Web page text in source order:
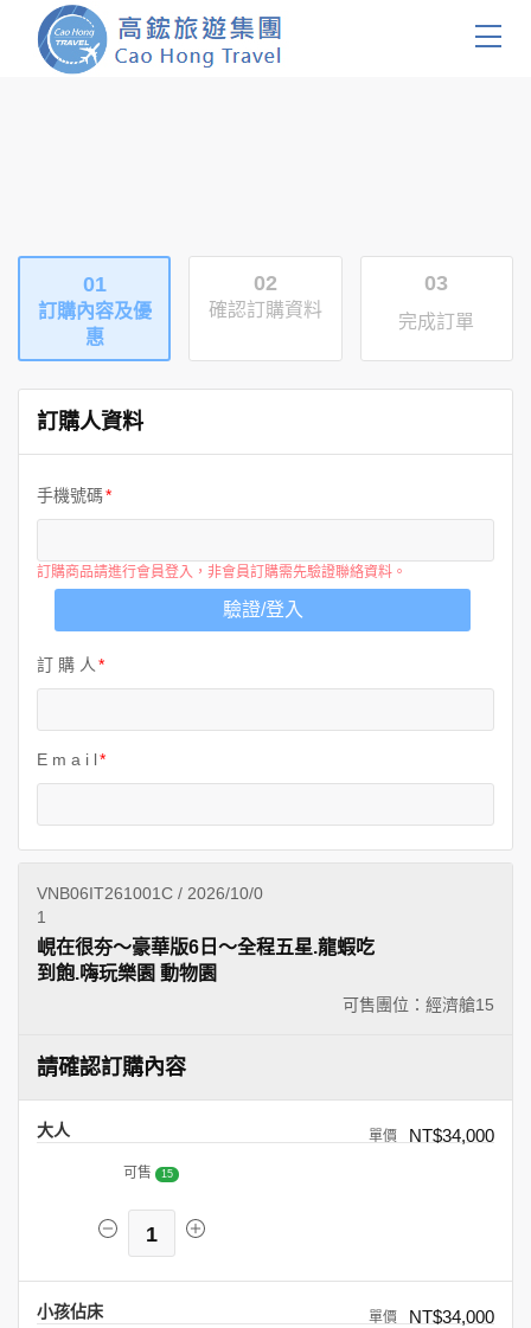
證件簽證
關於我們
客製服務
會員登入
01
訂購內容及優
惠
02
確認訂購資料
03
完成訂單
訂購人資料
手機號碼
訂購商品請進行會員登入，非會員訂購需先驗證聯絡資料。
驗證/登入
訂 購 人
E m a i l
VNB06IT261001C / 2026/10/0
1
可售團位：經濟艙15
峴在很夯～豪華版6日～全程五星.龍蝦吃
到飽.嗨玩樂園 動物園
請確認訂購內容
大人 NT$34,000
可售 15
1
小孩佔床 NT$34,000